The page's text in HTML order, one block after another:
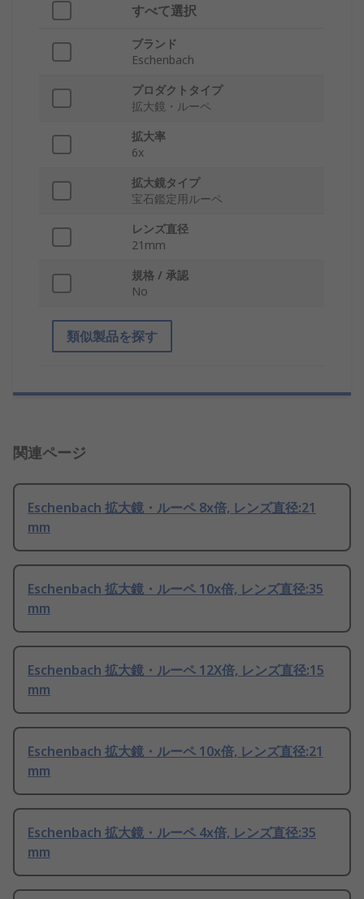
すべて選択
ブランド
Eschenbach
プロダクトタイプ
拡大鏡・ルーペ
拡大率
6x
拡大鏡タイプ
宝石鑑定用ルーペ
レンズ直径
21mm
規格 / 承認
No
類似製品を探す
関連ページ
Eschenbach 拡大鏡・ルーペ 8x倍, レンズ直径:21
mm
Eschenbach 拡大鏡・ルーペ 10x倍, レンズ直径:35
mm
Eschenbach 拡大鏡・ルーペ 12X倍, レンズ直径:15
mm
Eschenbach 拡大鏡・ルーペ 10x倍, レンズ直径:21
mm
Eschenbach 拡大鏡・ルーペ 4x倍, レンズ直径:35
mm